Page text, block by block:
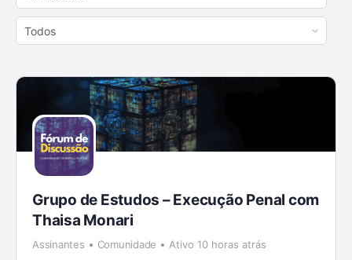
By:
Order
By:
Grupo de Estudos – Execução Penal com
Thaisa Monari
Assinantes Comunidade Ativo 10 horas atrás